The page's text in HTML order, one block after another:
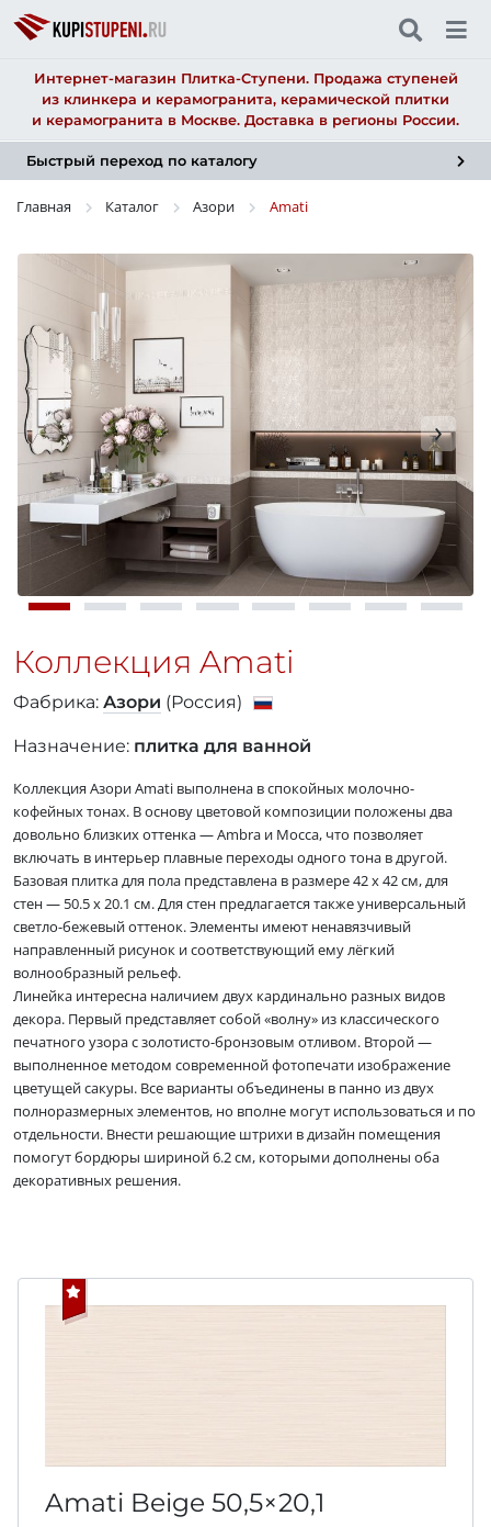
Интернет-магазин Плитка-Ступени. Продажа ступеней
из клинкера и керамогранита, керамической плитки
и керамогранита в Москве. Доставка в регионы России.
Быстрый переход по каталогу
Главная Каталог Азори Amati
›
Коллекция Amati
Фабрика: Азори (Россия)
Назначение: плитка для ванной
Коллекция Азори Amati выполнена в спокойных молочно-
кофейных тонах. В основу цветовой композиции положены два
довольно близких оттенка — Ambra и Mocca, что позволяет
включать в интерьер плавные переходы одного тона в другой.
Базовая плитка для пола представлена в размере 42 x 42 см, для
стен — 50.5 x 20.1 см. Для стен предлагается также универсальный
светло-бежевый оттенок. Элементы имеют ненавязчивый
направленный рисунок и соответствующий ему лёгкий
волнообразный рельеф.
Линейка интересна наличием двух кардинально разных видов
декора. Первый представляет собой «волну» из классического
печатного узора с золотисто-бронзовым отливом. Второй —
выполненное методом современной фотопечати изображение
цветущей сакуры. Все варианты объединены в панно из двух
полноразмерных элементов, но вполне могут использоваться и по
отдельности. Внести решающие штрихи в дизайн помещения
помогут бордюры шириной 6.2 см, которыми дополнены оба
декоративных решения.
Amati Beige 50,5×20,1